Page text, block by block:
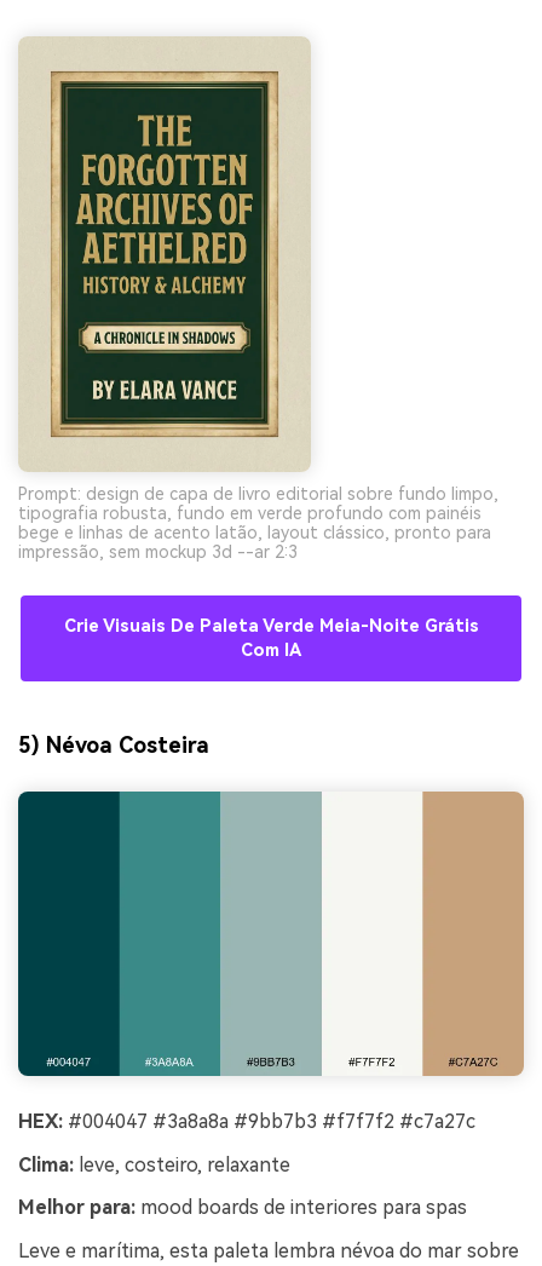
Prompt: design de capa de livro editorial sobre fundo limpo,
tipografia robusta, fundo em verde profundo com painéis
bege e linhas de acento latão, layout clássico, pronto para
impressão, sem mockup 3d --ar 2:3
Crie Visuais De Paleta Verde Meia-Noite Grátis
Com IA
5) Névoa Costeira
HEX: #004047 #3a8a8a #9bb7b3 #f7f7f2 #c7a27c
Clima: leve, costeiro, relaxante
Melhor para: mood boards de interiores para spas
Leve e marítima, esta paleta lembra névoa do mar sobre